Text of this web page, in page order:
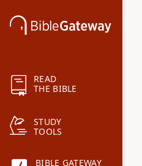
READ
THE BIBLE
STUDY
TOOLS
BIBLE GATEWAY